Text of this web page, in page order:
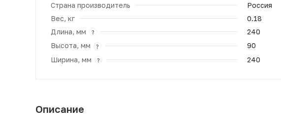
Страна производитель
Россия
Вес, кг
0.18
Длина, мм
?
240
Высота, мм
?
90
Ширина, мм
? 240
Описание